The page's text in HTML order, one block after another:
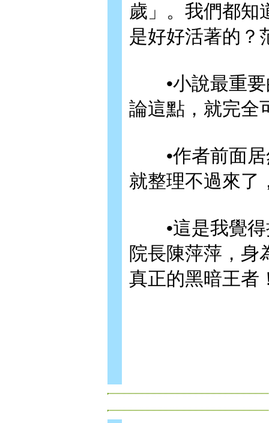
歲」。我們都知
是好好活著的？
•小說最重要
論這點，就完全
•作者前面居
就整理不過來了
•這是我覺得
院長陳萍萍，身
真正的黑暗王者